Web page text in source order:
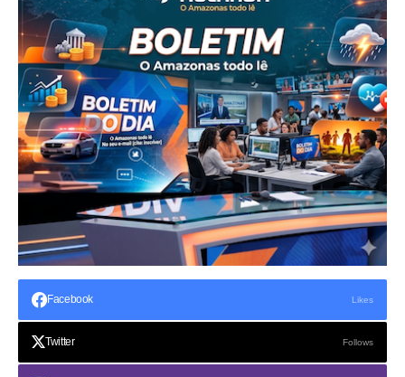
Facebook Likes
Twitter Follows